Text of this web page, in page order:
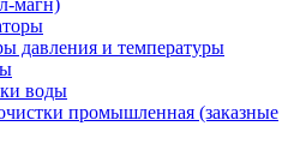
магн)
давления и температуры
воды
промышленная (заказные